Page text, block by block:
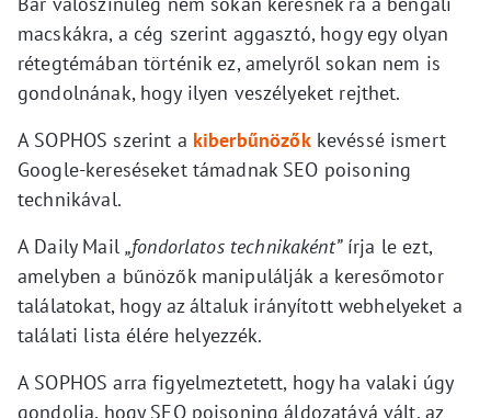
macskákra, a cég szerint aggasztó, hogy egy olyan
rétegtémában történik ez, amelyről sokan nem is
gondolnának, hogy ilyen veszélyeket rejthet.
A SOPHOS szerint a kiberbűnözőkkevéssé ismert
Google-kereséseket támadnak SEO poisoning
technikával.
A Daily Mail „fondorlatos technikaként”írja le ezt,
amelyben a bűnözők manipulálják a keresőmotor
találatokat, hogy az általuk irányított webhelyeket a
találati lista élére helyezzék.
A SOPHOS arra figyelmeztetett, hogy ha valaki úgy
gondolja, hogy SEO poisoning áldozatává vált, az